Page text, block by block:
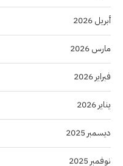
أبريل 2026
مارس 2026
فبراير 2026
يناير 2026
ديسمبر 2025
نوفمبر 2025